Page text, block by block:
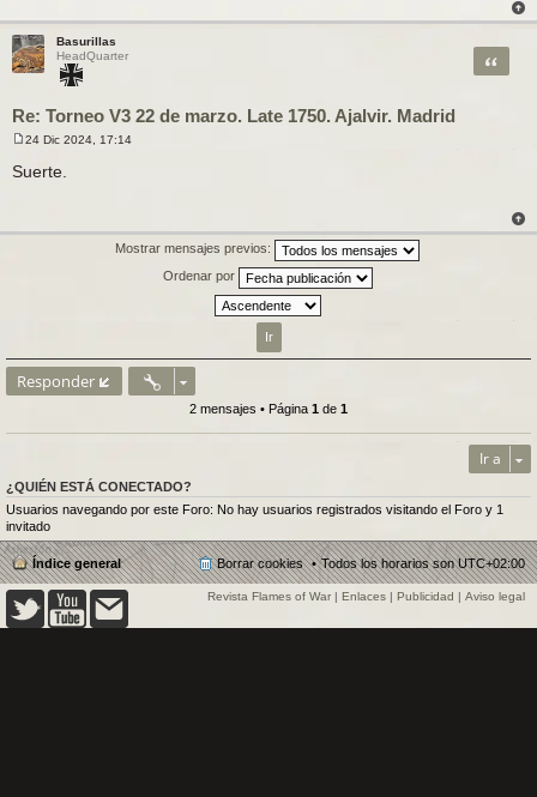
Basurillas
HeadQuarter
Re: Torneo V3 22 de marzo. Late 1750. Ajalvir. Madrid
Citar
n
e
24 Dic 2024, 17:14
Suerte.
Mostrar mensajes previos:
Ordenar por
Responder
2 mensajes • Página 1 de 1
Ir a
¿QUIÉN ESTÁ CONECTADO?
Usuarios navegando por este Foro: No hay usuarios registrados visitando el Foro y 1
invitado
Índice general Todos los horarios sonUTC+02:00
Borrar cookies
Revista Flames of War | Enlaces | Publicidad | Aviso legal